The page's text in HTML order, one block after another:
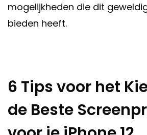
mogelijkheden die dit
bieden heeft.
6 Tips voor het
de Beste